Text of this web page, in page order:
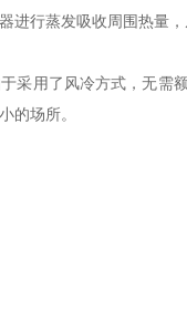
进行蒸发吸收周围热量
用了风冷方式，无需额
的场所。